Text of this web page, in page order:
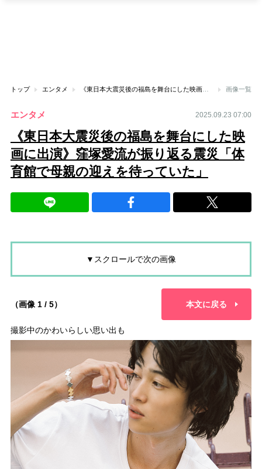
トップ エンタメ 《東日本大震災後の福島を舞台にした映画に出演》窪塚愛流が振り返る震災「体育館で母親の迎えを待っていた」 画像一覧
エンタメ 2025.09.23 07:00
《東日本大震災後の福島を舞台にした映
画に出演》窪塚愛流が振り返る震災「体
育館で母親の迎えを待っていた」
▼スクロールで次の画像
（画像 1 / 5） 本文に戻る
撮影中のかわいらしい思い出も